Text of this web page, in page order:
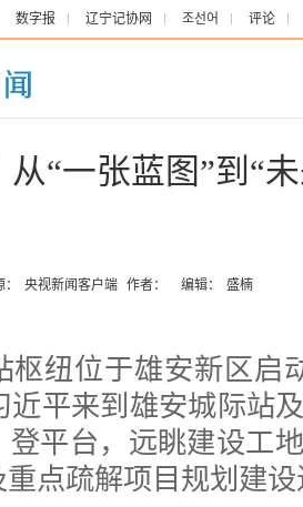
数字报 辽宁记协网 조선어 评论
“一张蓝图”到“
央视新闻客户端 作者： 编辑： 盛楠
枢纽位于雄安新区启
近平来到雄安城际站
登平台，远眺建设工
点疏解项目规划建